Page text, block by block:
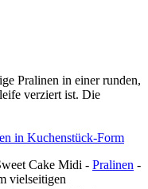
Pralinen in einer runden,
verziert ist. Die
Cake Midi - Pralinen -
vielseitigen